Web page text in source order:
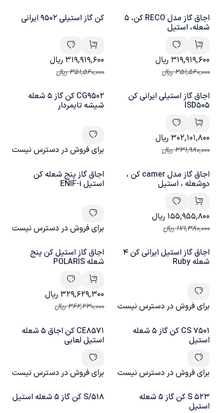
اجاق گاز مدل RECO کن، 5
شعله، استیل
319,919,600 ریال
351,560,000ریال
کن گاز استیلی 9502 ایرانی
319,919,600 ریال
351,560,000ریال
اجاق گاز استیلی ایرانی کن
ISD505
302,101,800 ریال
331,980,000ریال
CG9502 کن گاز 5 شعله
شیشه تایمردار
برای فروش در دسترس نیست
اجاق گاز مدل camer کن ،
دوشعله ، استیل
155,955,800 ریال
171,380,000ریال
اجاق گاز پنج شعله کن
استیل ENIF-i
برای فروش در دسترس نیست
اجاق گاز استیل ایرانی کن 4
شعله Ruby
برای فروش در دسترس نیست
اجاق گاز استیل کن پنج
شعله POLARIS
329,629,300 ریال
362,230,000ریال
CS 7501 کن گاز 5 شعله
استیل
برای فروش در دسترس نیست
CE8571 کن اجاق 5 شعله
استیل لعابی
برای فروش در دسترس نیست
523 S کن گاز 5 شعله
استیل
518/S کن گاز 5 شعله استیل